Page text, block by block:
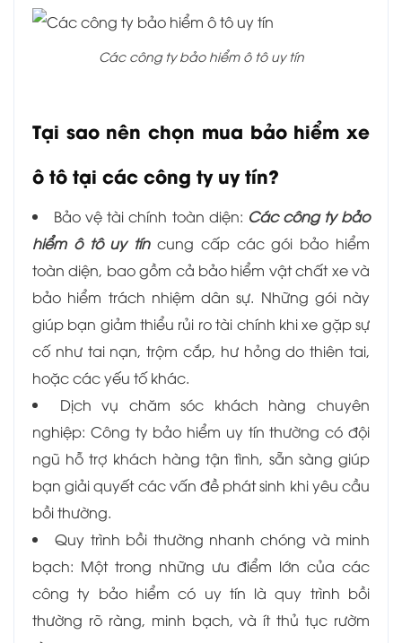
Các công ty bảo hiểm ô tô uy tín
Tại sao nên chọn mua bảo hiểm xe
ô tô tại các công ty uy tín?
Bảo vệ tài chính toàn diện: Các công ty bảo
hiểm ô tô uy tíncung cấp các gói bảo hiểm
toàn diện, bao gồm cả bảo hiểm vật chất xe và
bảo hiểm trách nhiệm dân sự. Những gói này
giúp bạn giảm thiểu rủi ro tài chính khi xe gặp sự
cố như tai nạn, trộm cắp, hư hỏng do thiên tai,
hoặc các yếu tố khác.
Dịch vụ chăm sóc khách hàng chuyên
nghiệp: Công ty bảo hiểm uy tín thường có đội
ngũ hỗ trợ khách hàng tận tình, sẵn sàng giúp
bạn giải quyết các vấn đề phát sinh khi yêu cầu
bồi thường.
Quy trình bồi thường nhanh chóng và minh
bạch: Một trong những ưu điểm lớn của các
công ty bảo hiểm có uy tín là quy trình bồi
thường rõ ràng, minh bạch, và ít thủ tục rườm